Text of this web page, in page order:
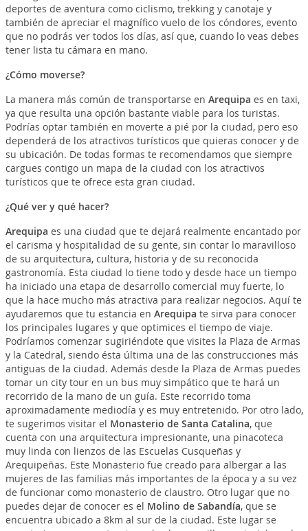
deportes de aventura como ciclismo, trekking y canotaje y
también de apreciar el magnífico vuelo de los cóndores, evento
que no podrás ver todos los días, así que, cuando lo veas debes
tener lista tu cámara en mano.
¿Cómo moverse?
La manera más común de transportarse en Arequipa es en taxi,
ya que resulta una opción bastante viable para los turistas.
Podrías optar también en moverte a pié por la ciudad, pero eso
dependerá de los atractivos turísticos que quieras conocer y de
su ubicación. De todas formas te recomendamos que siempre
cargues contigo un mapa de la ciudad con los atractivos
turísticos que te ofrece esta gran ciudad.
¿Qué ver y qué hacer?
Arequipa es una ciudad que te dejará realmente encantado por
el carisma y hospitalidad de su gente, sin contar lo maravilloso
de su arquitectura, cultura, historia y de su reconocida
gastronomía. Esta ciudad lo tiene todo y desde hace un tiempo
ha iniciado una etapa de desarrollo comercial muy fuerte, lo
que la hace mucho más atractiva para realizar negocios. Aquí te
ayudaremos que tu estancia en Arequipa te sirva para conocer
los principales lugares y que optimices el tiempo de viaje.
Podríamos comenzar sugiriéndote que visites la Plaza de Armas
y la Catedral, siendo ésta última una de las construcciones más
antiguas de la ciudad. Además desde la Plaza de Armas puedes
tomar un city tour en un bus muy simpático que te hará un
recorrido de la mano de un guía. Este recorrido toma
aproximadamente mediodía y es muy entretenido. Por otro lado,
te sugerimos visitar el Monasterio de Santa Catalina, que
cuenta con una arquitectura impresionante, una pinacoteca
muy linda con lienzos de las Escuelas Cusqueñas y
Arequipeñas. Este Monasterio fue creado para albergar a las
mujeres de las familias más importantes de la época y a su vez
de funcionar como monasterio de claustro. Otro lugar que no
puedes dejar de conocer es el Molino de Sabandía, que se
encuentra ubicado a 8km al sur de la ciudad. Este lugar se